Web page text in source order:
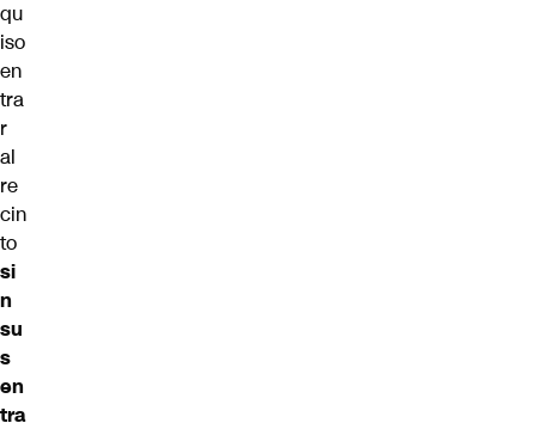
qu
iso
en
tra
r
al
re
cin
to
si
n
su
s
en
tra